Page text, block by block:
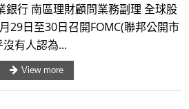
銀行 南區理財顧問業務副理 全球股
29日至30日召開FOMC(聯邦公開市
有人認為...